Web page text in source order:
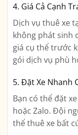
4. Giá Cả Cạnh
Dịch vụ thuê xe
không phát sinh
giá cụ thể trước
gói dịch vụ phù
5. Đặt Xe Nhanh
Bạn có thể đặt
hoặc Zalo. Đội
thể thuê xe bất